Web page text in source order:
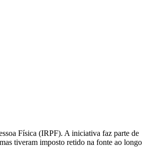
Física (IRPF). A iniciativa faz parte de
tiveram imposto retido na fonte ao longo